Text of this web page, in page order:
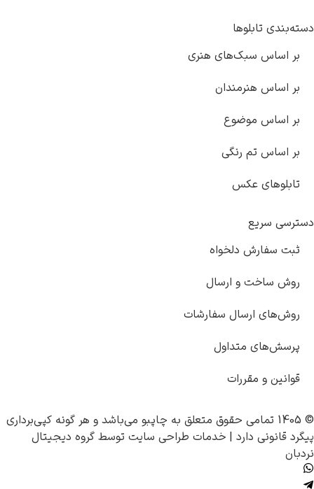
دسته‌بندی تابلوها
بر اساس سبک‌های هنری
بر اساس هنرمندان
بر اساس موضوع
بر اساس تم رنگی
تابلوهای عکس
دسترسی سریع
ثبت سفارش دلخواه
روش ساخت و ارسال
روش‌های ارسال سفارشات
پرسش‌های متداول
قوانین و مقررات
© 1405 تمامی حقوق متعلق به چاپبو می‌باشد و هر گونه کپی‌برداری
پیگرد قانونی دارد | خدمات طراحی سایت توسط گروه دیجیتال
نردبان